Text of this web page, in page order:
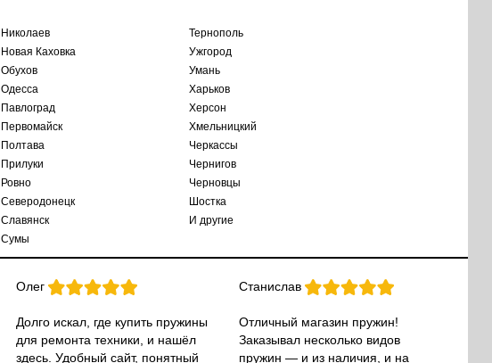
Николаев
Новая Каховка
Обухов
Одесса
Павлоград
Первомайск
Полтава
Прилуки
Ровно
Северодонецк
Славянск
Сумы
Тернополь
Ужгород
Умань
Харьков
Херсон
Хмельницкий
Черкассы
Чернигов
Черновцы
Шостка
И другие
Олег
Долго искал, где купить пружины
для ремонта техники, и нашёл
здесь. Удобный сайт, понятный
Станислав
Отличный магазин пружин!
Заказывал несколько видов
пружин — и из наличия, и на